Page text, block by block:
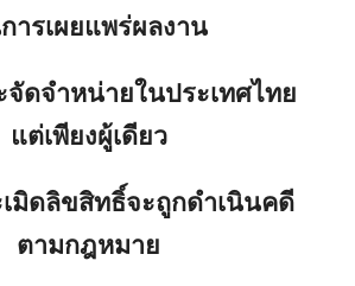
ารเผยแพร่ผลงาน
ดจำหน่ายในประเทศไทย
แต่เพียงผู้เดียว
มิดลิขสิทธิ์จะถูกดำเนินคดี
ตามกฎหมาย